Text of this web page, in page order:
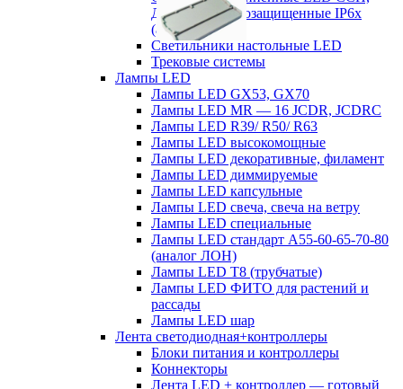
ДСП пылевлагозащищенные IP6х
(аналог ЛСП)
Светильники настольные LED
Трековые системы
Лампы LED
Лампы LED GX53, GX70
Лампы LED MR — 16 JCDR, JCDRC
Лампы LED R39/ R50/ R63
Лампы LED высокомощные
Лампы LED декоративные, филамент
Лампы LED диммируемые
Лампы LED капсульные
Лампы LED свеча, свеча на ветру
Лампы LED специальные
Лампы LED стандарт А55-60-65-70-80
(аналог ЛОН)
Лампы LED Т8 (трубчатые)
Лампы LED ФИТО для растений и
рассады
Лампы LED шар
Лента светодиодная+контроллеры
Блоки питания и контроллеры
Коннекторы
Лента LED + контроллер — готовый